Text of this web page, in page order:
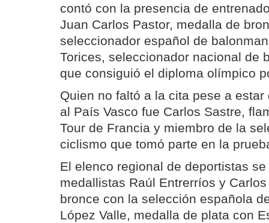
contó con la presencia de
Juan Carlos Pastor, medalla de
seleccionador español de
Torices, seleccionador nacional de
que consiguió el diploma olímpico
Quien no faltó a la cita pese a
al País Vasco fue Carlos Sastre,
Tour de Francia y miembro de la
ciclismo que tomó parte en la
El elenco regional de deportistas
medallistas Raúl Entrerríos y
bronce con la selección española
López Valle, medalla de plata con